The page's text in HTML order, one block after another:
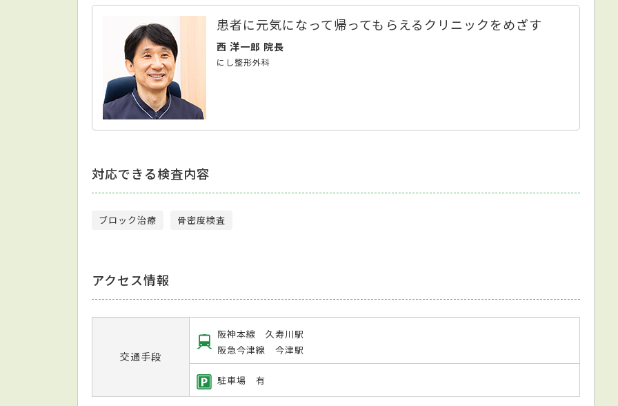
患者に元気になって帰ってもらえるクリニックをめざす
西 洋一郎 院長
にし整形外科
対応できる検査内容
ブロック治療 骨密度検査
アクセス情報
交通手段
阪神本線 久寿川駅
阪急今津線 今津駅
駐車場 有